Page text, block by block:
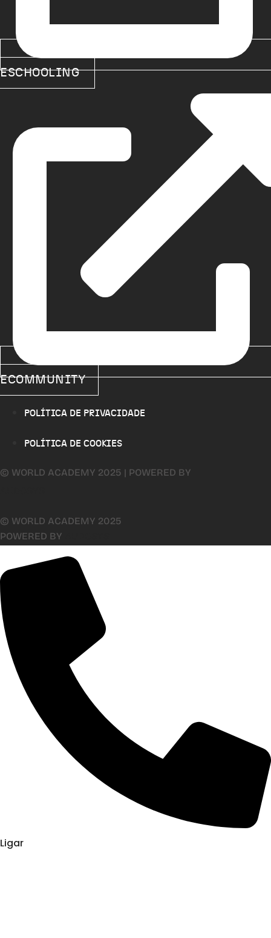
ESCHOOLING
ECOMMUNITY
POLÍTICA DE PRIVACIDADE
POLÍTICA DE COOKIES
© WORLD ACADEMY 2025 | POWERED BY
© WORLD ACADEMY 2025
POWERED BY
Ligar